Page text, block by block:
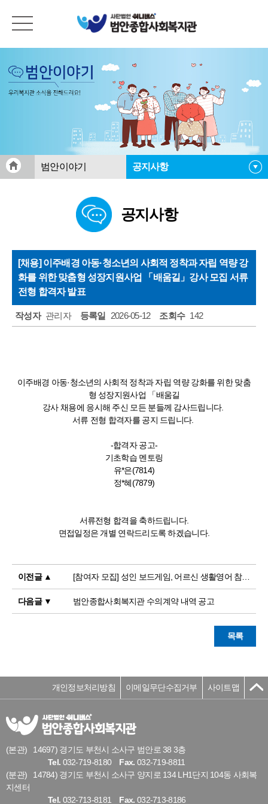
범안이야기 공지사항
범안활동게시판
자료실
주민소리함
공지사항
[채용] 이주배경 아동·청소년의 사회적 정착과 자립 역량 강
화를 위한 맞춤형 성장지원사업 「배움길」강사 모집 서류
전형 합격자 발표
작성자 관리자 등록일 2026-05-12 조회수 142
이주배경 아동·청소년의 사회적 정착과 자립 역량 강화를 위한 맞춤
형 성장지원사업 「배움길
강사 채용에 응시해 주신 모든 분들께 감사드립니다.
서류 전형 합격자를 공지 드립니다.
-합격자 공고-
기초학습 멘토링
유*은(7814)
정*혜(7879)
서류전형 합격을 축하드립니다.
면접일정은 개별 연락드리도록 하겠습니다.
이전글 ▲ [참여자 모집] 성인 보드게임, 어르신 생활영어 참여자 모집 안내!!
다음글 ▼ 범안종합사회복지관 수의계약 내역 공고
목록
개인정보처리방침 이메일무단수집거부 사이트맵
(본관)
14697) 경기도 부천시 소사구 범안로 38 3층
Tel. 032-719-8180 Fax. 032-719-8811
(분관)
14784) 경기도 부천시 소사구 양지로 134 LH1단지 104동 사회복
지센터
Tel. 032-713-8181 Fax. 032-713-8186